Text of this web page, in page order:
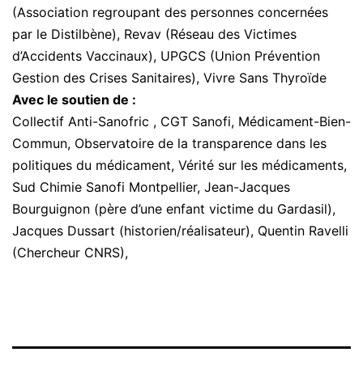
(Association regroupant des personnes concernées
par le Distilbène), Revav (Réseau des Victimes
d’Accidents Vaccinaux), UPGCS (Union Prévention
Gestion des Crises Sanitaires), Vivre Sans Thyroïde
Avec le soutien de :
Collectif Anti-Sanofric , CGT Sanofi, Médicament-Bien-
Commun, Observatoire de la transparence dans les
politiques du médicament, Vérité sur les médicaments,
Sud Chimie Sanofi Montpellier, Jean-Jacques
Bourguignon (père d’une enfant victime du Gardasil),
Jacques Dussart (historien/réalisateur), Quentin Ravelli
(Chercheur CNRS),